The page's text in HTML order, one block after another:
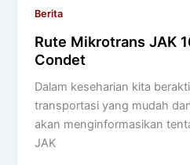
Berita
Rute Mikrotrans JAK
Condet
Dalam keseharian kita
transportasi yang mudah
akan menginformasikan
JAK